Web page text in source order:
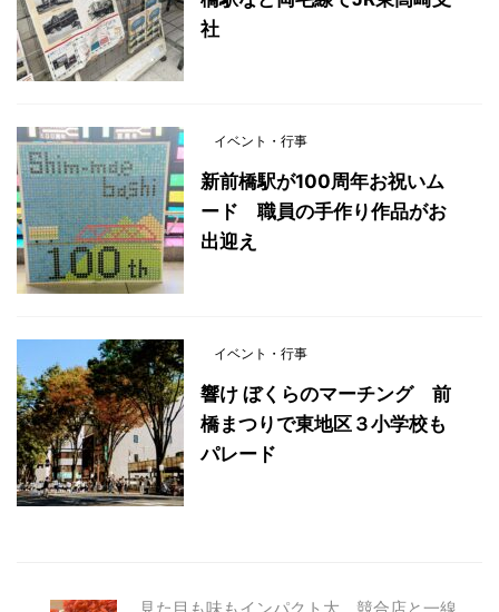
社
イベント・行事
新前橋駅が100周年お祝いム
ード 職員の手作り作品がお
出迎え
イベント・行事
響け ぼくらのマーチング 前
橋まつりで東地区３小学校も
パレード